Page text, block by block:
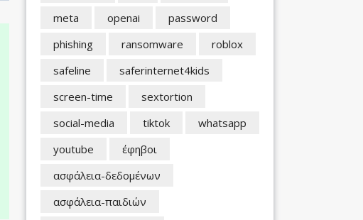
meta
openai
password
phishing
ransomware
roblox
safeline
saferinternet4kids
screen-time
sextortion
social-media
tiktok
whatsapp
youtube
έφηβοι
ασφάλεια-δεδομένων
ασφάλεια-παιδιών